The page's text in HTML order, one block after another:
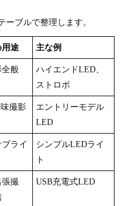
ブルで整理します。
用途 主な例
全般
ハイエンドLED、
ストロボ
撮影
エントリーモデル
LED
ライ
シンプルLEDライ
ト
張撮
USB充電式LED